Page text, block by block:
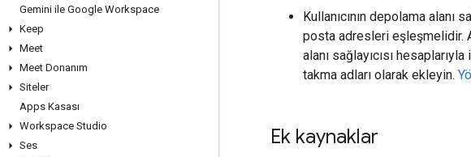
Gemini ile Google Workspace
Keep
Meet
Meet Donanım
Siteler
Apps Kasası
Workspace Studio
Ses
Kullanıcının depolama alanı
posta adresleri eşleşmelidir.
alanı sağlayıcısı
takma adları olarak ekleyin.
Ek kaynaklar